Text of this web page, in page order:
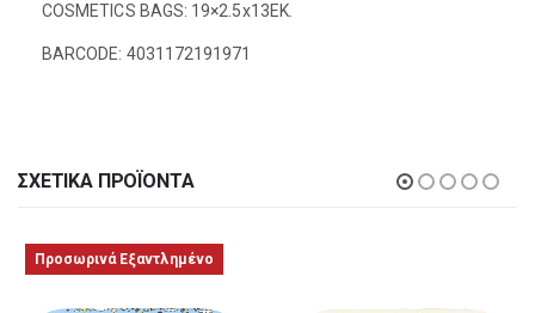
COSMETICS BAGS: 19×2.5x13EK.
BARCODE: 4031172191971
ΣΧΕΤΙΚΆ ΠΡΟΪΌΝΤΑ
Προσωρινά Εξαντλημένο